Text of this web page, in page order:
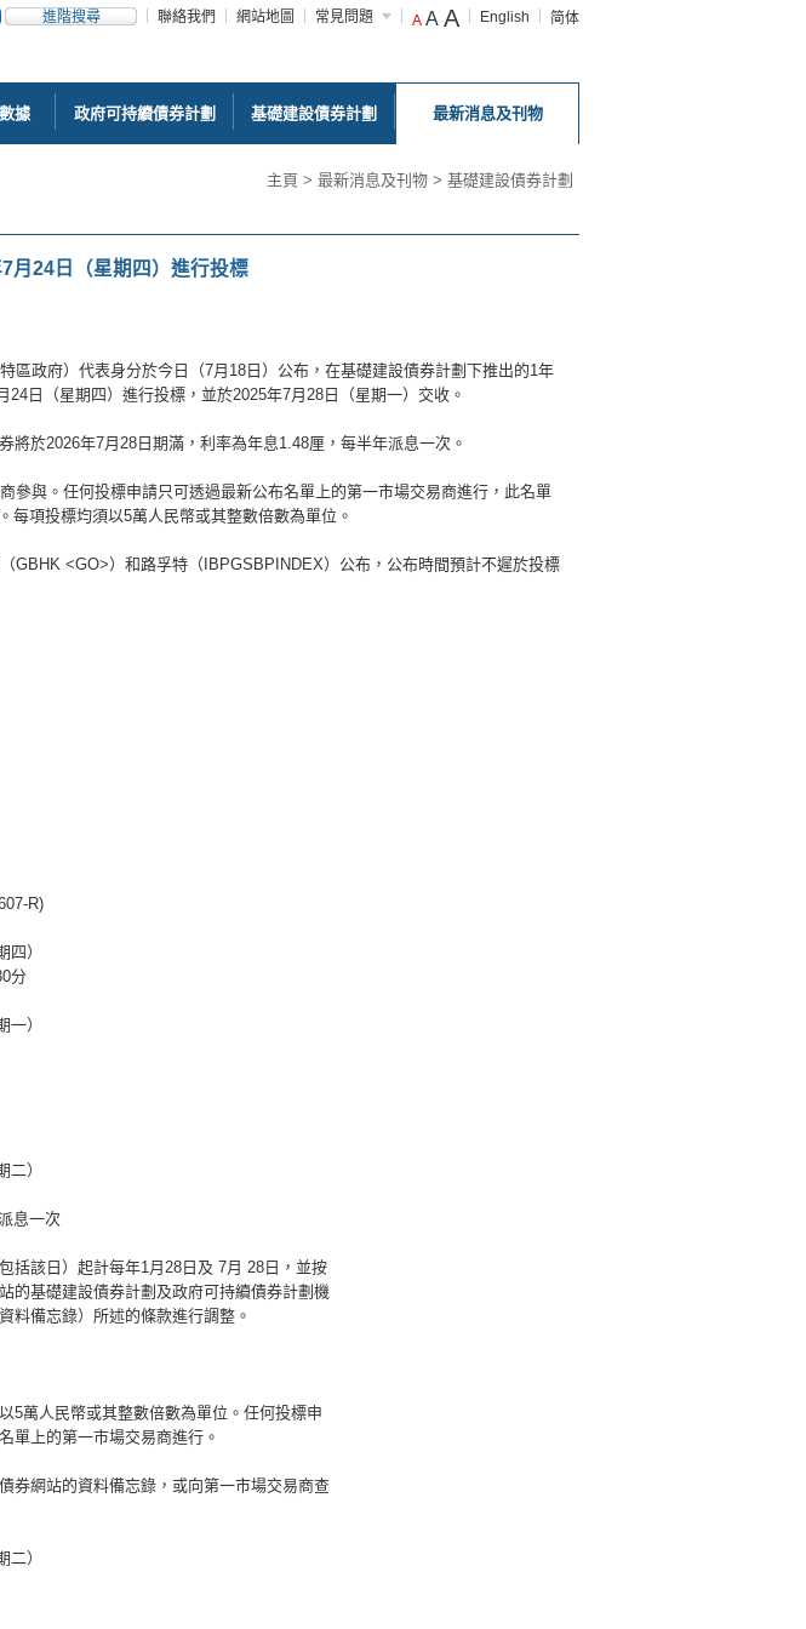
進階搜尋 聯絡我們 網站地圖 常見問題 A A A English 简体
據 政府可持續債券計劃 基礎建設債券計劃 最新消息及刊物
主頁 > 最新消息及刊物 > 基礎建設債券計劃
月24日（星期四）進行投標
區政府）代表身分於今日（7月18日）公布，在基礎建設債券計劃下推出的1年
日（星期四）進行投標，並於2025年7月28日（星期一）交收。
於2026年7月28日期滿，利率為年息1.48厘，每半年派息一次。
參與。任何投標申請只可透過最新公布名單上的第一市場交易商進行，此名單
每項投標均須以5萬人民幣或其整數倍數為單位。
GBHK <GO>）和路孚特（IBPGSBPINDEX）公布，公布時間預計不遲於投標
R)
四）
分
一）
二）
息一次
括該日）起計每年1月28日及 7月 28日，並按
的基礎建設債券計劃及政府可持續債券計劃機
料備忘錄）所述的條款進行調整。
5萬人民幣或其整數倍數為單位。任何投標申
單上的第一市場交易商進行。
券網站的資料備忘錄，或向第一市場交易商查
二）